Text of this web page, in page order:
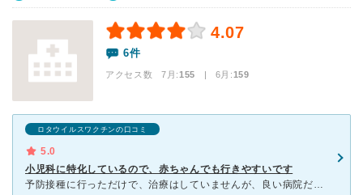
4.07
6件
アクセス数 7月:155 | 6月:159
ロタウイルスワクチンの口コミ
5.0
小児科に特化しているので、赤ちゃんでも行きやすいです
予防接種に行っただけで、治療はしていませんが、良い病院だと思います。 小児科に特化しているので、とても子供が行きやすいよう、配慮されています。 ベビーカーで待合室に入っても大丈夫ですし、何かのおり